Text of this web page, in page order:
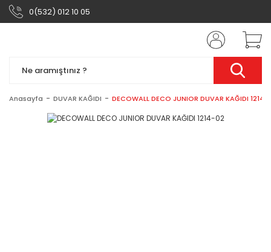
0(532) 012 10 05
Anasayfa DUVAR KAĞIDI DECOWALL DECO JUNIOR DUVAR KAĞIDI 1214-